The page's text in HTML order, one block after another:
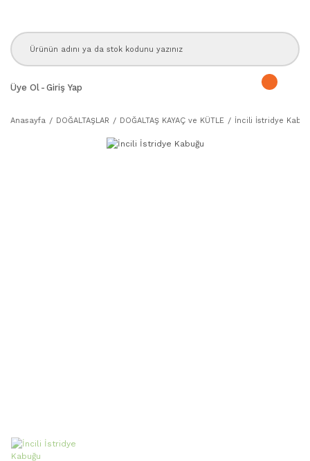
Üye Ol - Giriş Yap
Anasayfa DOĞALTAŞLAR DOĞALTAŞ KAYAÇ ve KÜTLE İncili İstridye